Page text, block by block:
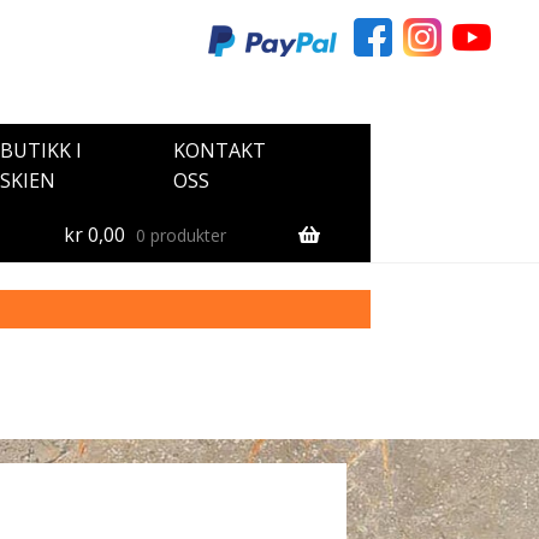
BUTIKK I
SKIEN
KONTAKT
OSS
kr0,00 0 produkter